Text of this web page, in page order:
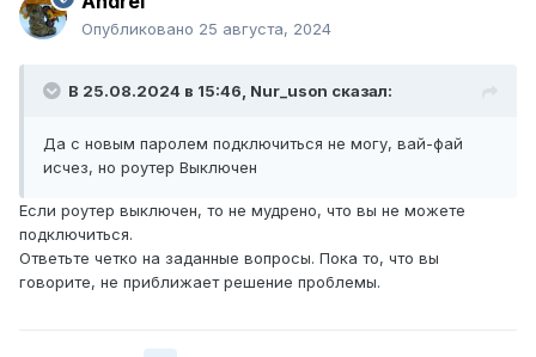
Опубликовано 25 августа, 2024
В 25.08.2024 в 15:46, Nur_uson сказал:
Да с новым паролем подключиться не могу, вай-фай
исчез, но роутер Выключен
Если роутер выключен, то не мудрено, что вы не можете
подключиться.
Ответьте четко на заданные вопросы. Пока то, что вы
говорите, не приближает решение проблемы.